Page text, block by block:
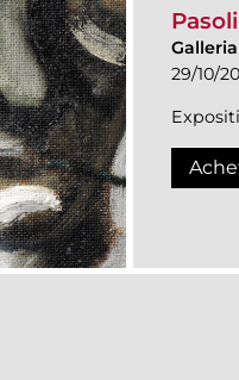
29/10/